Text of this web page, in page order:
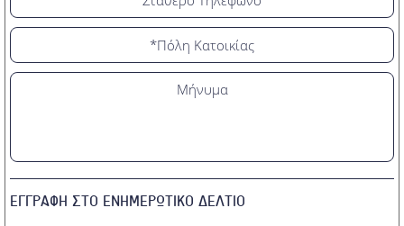
ΕΓΓΡΑΦΗ ΣΤΟ ΕΝΗΜΕΡΩΤΙΚΟ ΔΕΛΤΙΟ